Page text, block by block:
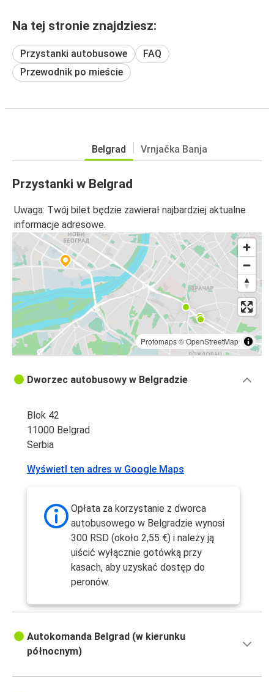
Na tej stronie znajdziesz:
Przystanki autobusowe
FAQ
Przewodnik po mieście
Belgrad Vrnjačka Banja
Przystanki w Belgrad
Uwaga: Twój bilet będzie zawierał najbardziej aktualne
informacje adresowe.
Protomaps©OpenStreetMap
Dworzec autobusowy w Belgradzie
Blok 42
11000 Belgrad
Serbia
Wyświetl ten adres w Google Maps
Opłata za korzystanie z dworca
autobusowego w Belgradzie wynosi
300 RSD (około 2,55 €) i należy ją
uiścić wyłącznie gotówką przy
kasach, aby uzyskać dostęp do
peronów.
Autokomanda Belgrad (w kierunku
północnym)